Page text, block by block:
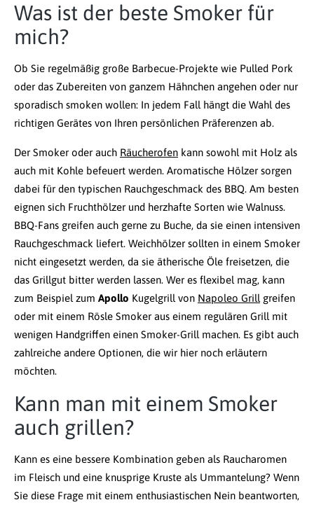
Was ist der beste Smoker für
mich?
Ob Sie regelmäßig große Barbecue-Projekte wie Pulled Pork
oder das Zubereiten von ganzem Hähnchen angehen oder nur
sporadisch smoken wollen: In jedem Fall hängt die Wahl des
richtigen Gerätes von Ihren persönlichen Präferenzen ab.
Der Smoker oder auch Räucherofen kann sowohl mit Holz als
auch mit Kohle befeuert werden. Aromatische Hölzer sorgen
dabei für den typischen Rauchgeschmack des BBQ. Am besten
eignen sich Fruchthölzer und herzhafte Sorten wie Walnuss.
BBQ-Fans greifen auch gerne zu Buche, da sie einen intensiven
Rauchgeschmack liefert. Weichhölzer sollten in einem Smoker
nicht eingesetzt werden, da sie ätherische Öle freisetzen, die
das Grillgut bitter werden lassen. Wer es flexibel mag, kann
zum Beispiel zum Apollo Kugelgrill von Napoleo Grillgreifen
oder mit einem Rösle Smoker aus einem regulären Grill mit
wenigen Handgriffen einen Smoker-Grill machen. Es gibt auch
zahlreiche andere Optionen, die wir hier noch erläutern
möchten.
Kann man mit einem Smoker
auch grillen?
Kann es eine bessere Kombination geben als Raucharomen
im Fleisch und eine knusprige Kruste als Ummantelung? Wenn
Sie diese Frage mit einem enthusiastischen Nein beantworten,